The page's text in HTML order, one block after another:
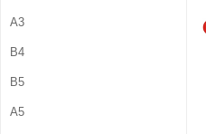
A3
B4
B5
A5